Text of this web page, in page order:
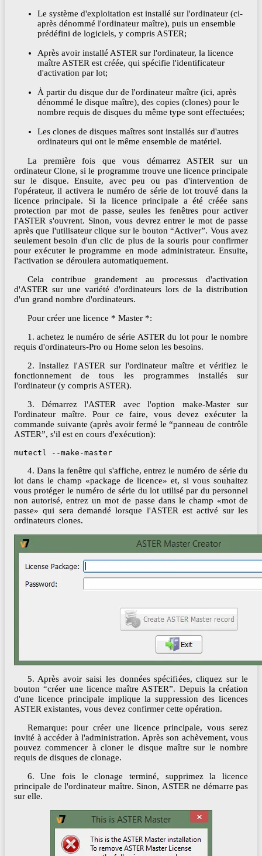
Le système d'exploitation est installé sur l'ordinateur (ci-
après dénommé l'ordinateur maître), puis un ensemble
prédéfini de logiciels, y compris ASTER;
Après avoir installé ASTER sur l'ordinateur, la licence
maître ASTER est créée, qui spécifie l'identificateur
d'activation par lot;
À partir du disque dur de l'ordinateur maître (ici, après
dénommé le disque maître), des copies (clones) pour le
nombre requis de disques du même type sont effectuées;
Les clones de disques maîtres sont installés sur d'autres
ordinateurs qui ont le même ensemble de matériel.
La première fois que vous démarrez ASTER sur un
ordinateur Clone, si le programme trouve une licence principale
sur le disque. Ensuite, avec peu ou pas d'intervention de
l'opérateur, il activera le numéro de série de lot trouvé dans la
licence principale. Si la licence principale a été créée sans
protection par mot de passe, seules les fenêtres pour activer
l'ASTER s'ouvrent. Sinon, vous devrez entrer le mot de passe
après que l'utilisateur clique sur le bouton “Activer”. Vous avez
seulement besoin d'un clic de plus de la souris pour confirmer
pour exécuter le programme en mode administrateur. Ensuite,
l'activation se déroulera automatiquement.
Cela contribue grandement au processus d'activation
d'ASTER sur une variété d'ordinateurs lors de la distribution
d'un grand nombre d'ordinateurs.
Pour créer une licence * Master *:
1. achetez le numéro de série ASTER du lot pour le nombre
requis d'ordinateurs-Pro ou Home selon les besoins.
2. Installez l'ASTER sur l'ordinateur maître et vérifiez le
fonctionnement de tous les programmes installés sur
l'ordinateur (y compris ASTER).
3. Démarrez l'ASTER avec l'option make-Master sur
l'ordinateur maître. Pour ce faire, vous devez exécuter la
commande suivante (après avoir fermé le “panneau de contrôle
ASTER”, s'il est en cours d'exécution):
mutectl --make-master
4. Dans la fenêtre qui s'affiche, entrez le numéro de série du
lot dans le champ «package de licence» et, si vous souhaitez
vous protéger le numéro de série du lot utilisé par du personnel
non autorisé, entrez un mot de passe dans le champ «mot de
passe» qui sera demandé lorsque l'ASTER est activé sur les
ordinateurs clones.
5. Après avoir saisi les données spécifiées, cliquez sur le
bouton “créer une licence maître ASTER”. Depuis la création
d'une licence principale implique la suppression des licences
ASTER existantes, vous devez confirmer cette opération.
Remarque: pour créer une licence principale, vous serez
invité à accéder à l'administration. Après son achèvement, vous
pouvez commencer à cloner le disque maître sur le nombre
requis de disques de clonage.
6. Une fois le clonage terminé, supprimez la licence
principale de l'ordinateur maître. Sinon, ASTER ne démarre pas
sur elle.